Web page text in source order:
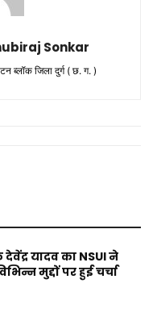
Sonkar
ब्लॉक जिला दुर्ग ( छ. ग. )
यादव का NSUI ने
मुद्दों पर हुई चर्चा